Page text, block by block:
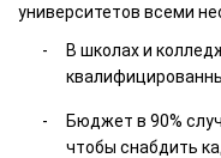
университетов всеми
В школах и
Бюджет в 90%
чтобы снабдить